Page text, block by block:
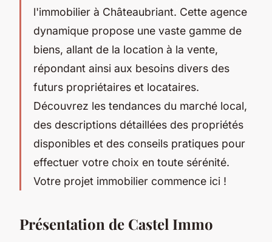
l'immobilier à Châteaubriant. Cette agence
dynamique propose une vaste gamme de
biens, allant de la location à la vente,
répondant ainsi aux besoins divers des
futurs propriétaires et locataires.
Découvrez les tendances du marché local,
des descriptions détaillées des propriétés
disponibles et des conseils pratiques pour
effectuer votre choix en toute sérénité.
Votre projet immobilier commence ici !
Présentation de Castel Immo